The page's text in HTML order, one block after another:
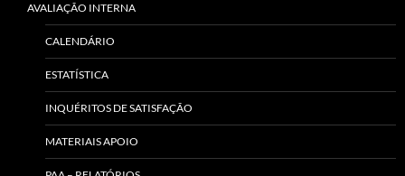
AVALIAÇÃO INTERNA
CALENDÁRIO
ESTATÍSTICA
INQUÉRITOS DE SATISFAÇÃO
MATERIAIS APOIO